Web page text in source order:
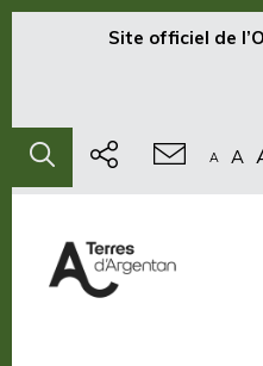
Site officiel de
A A